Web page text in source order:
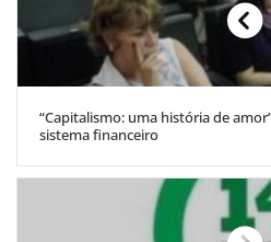
“Capitalismo: uma história de
sistema financeiro